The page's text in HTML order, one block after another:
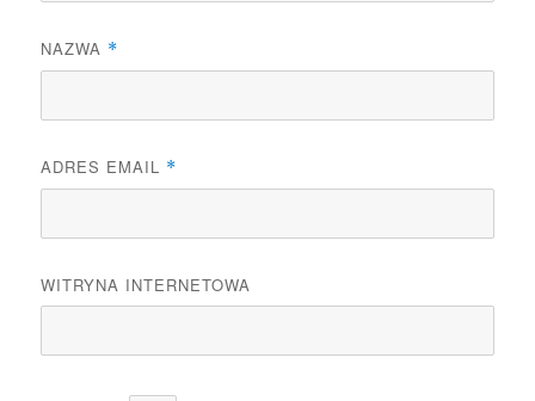
NAZWA *
ADRES EMAIL *
WITRYNA INTERNETOWA